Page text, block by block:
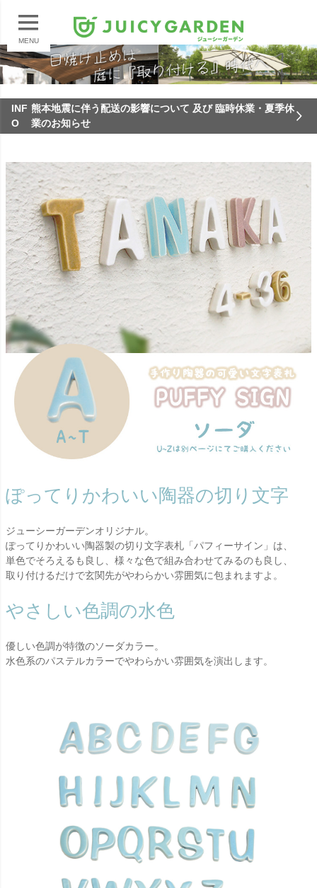
MENU
INF
O
熊本地震に伴う配送の影響について 及び 臨時休業・夏季休
業のお知らせ
ぽってりかわいい陶器の切り文字
ジューシーガーデンオリジナル。
ぽってりかわいい陶器製の切り文字表札「パフィーサイン」は、
単色でそろえるも良し、様々な色で組み合わせてみるのも良し、
取り付けるだけで玄関先がやわらかい雰囲気に包まれますよ。
やさしい色調の水色
優しい色調が特徴のソーダカラー。
水色系のパステルカラーでやわらかい雰囲気を演出します。